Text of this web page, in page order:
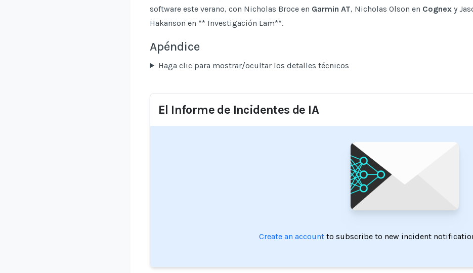
software este verano, con Nicholas Broce en Garmin AT, Nicholas Olson en Cognex y
Hakanson en ** Investigación Lam**.
Apéndice
Haga clic para mostrar/ocultar los detalles técnicos
El Informe de Incidentes de IA
Create an accountto subscribe to new incident